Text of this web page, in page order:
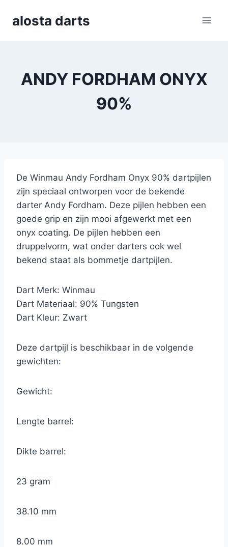
alosta darts
ANDY FORDHAM ONYX
90%
De Winmau Andy Fordham Onyx 90% dartpijlen
zijn speciaal ontworpen voor de bekende
darter Andy Fordham. Deze pijlen hebben een
goede grip en zijn mooi afgewerkt met een
onyx coating. De pijlen hebben een
druppelvorm, wat onder darters ook wel
bekend staat als bommetje dartpijlen.
Dart Merk: Winmau
Dart Materiaal: 90% Tungsten
Dart Kleur: Zwart
Deze dartpijl is beschikbaar in de volgende
gewichten:
Gewicht:
Lengte barrel:
Dikte barrel:
23 gram
38.10 mm
8.00 mm